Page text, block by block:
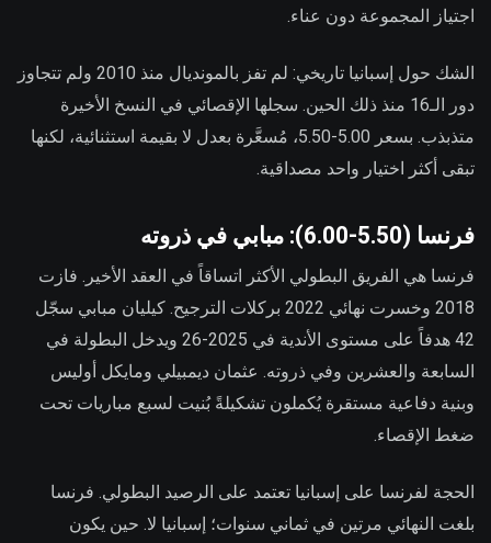
اجتياز المجموعة دون عناء.
الشك حول إسبانيا تاريخي: لم تفز بالمونديال منذ 2010 ولم تتجاوز
دور الـ16 منذ ذلك الحين. سجلها الإقصائي في النسخ الأخيرة
متذبذب. بسعر 5.00-5.50، مُسعَّرة بعدل لا بقيمة استثنائية، لكنها
تبقى أكثر اختيار واحد مصداقية.
فرنسا (5.50-6.00): مبابي في ذروته
فرنسا هي الفريق البطولي الأكثر اتساقاً في العقد الأخير. فازت
2018 وخسرت نهائي 2022 بركلات الترجيح. كيليان مبابي سجّل
42 هدفاً على مستوى الأندية في 2025-26 ويدخل البطولة في
السابعة والعشرين وفي ذروته. عثمان ديمبيلي ومايكل أوليس
وبنية دفاعية مستقرة يُكملون تشكيلةً بُنيت لسبع مباريات تحت
ضغط الإقصاء.
الحجة لفرنسا على إسبانيا تعتمد على الرصيد البطولي. فرنسا
بلغت النهائي مرتين في ثماني سنوات؛ إسبانيا لا. حين يكون